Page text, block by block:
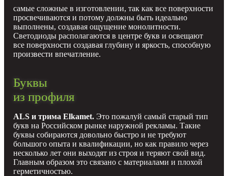
самые сложные в изготовлении, так как все поверхности
просвечиваются и потому должны быть идеально
выполнены, создавая ощущение монолитности.
Светодиоды располагаются в центре букв и освещают
все поверхности создавая глубину и яркость, способную
произвести впечатление.
Буквы
из профиля
ALS и трима Elkamet. Это пожалуй самый старый тип
букв на Российском рынке наружной рекламы. Такие
буквы собираются довольно быстро и не требуют
большого опыта и квалификации, но как правило через
несколько лет они выходят из строя и теряют свой вид.
Главным образом это связано с материалами и плохой
герметичностью.